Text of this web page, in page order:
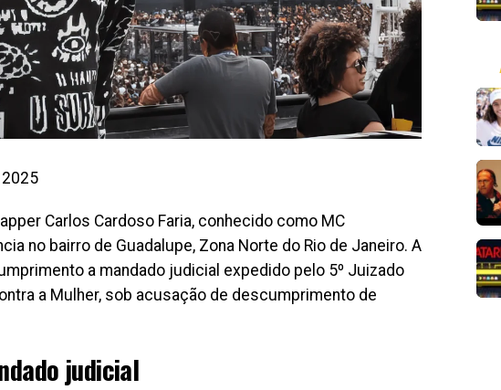
2025
Carlos Cardoso Faria, conhecido como MC
no bairro de Guadalupe, Zona Norte do Rio de Janeiro. A
a mandado judicial expedido pelo 5º Juizado
a Mulher, sob acusação de descumprimento de
judicial